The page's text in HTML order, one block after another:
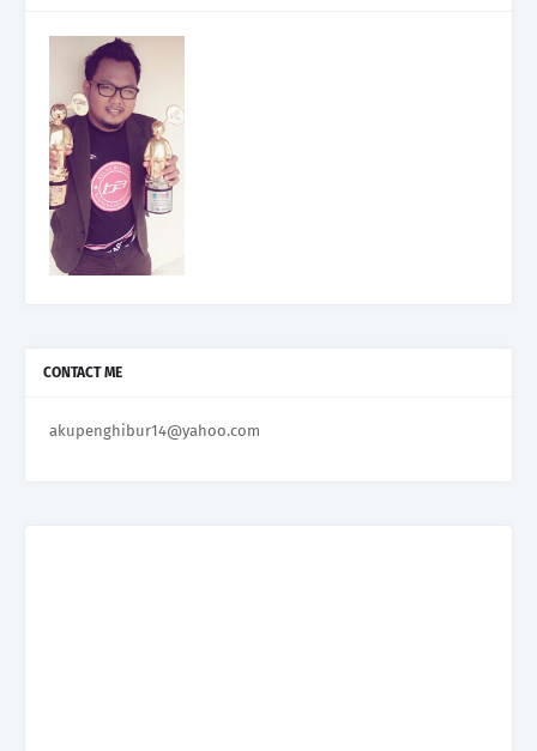
CONTACT ME
akupenghibur14@yahoo.com